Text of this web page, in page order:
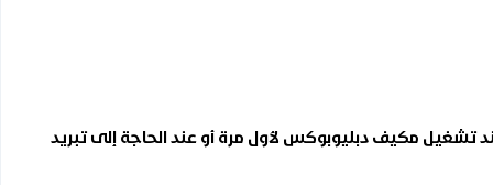
تشغيل مكيف دبليوبوكس لأول مرة أو عند الحاجة إلى تبريد